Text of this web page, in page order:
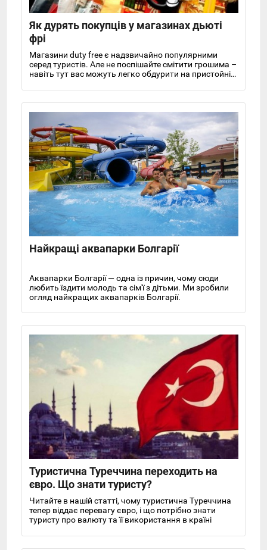
Як дурять покупців у магазинах дьюті
фрі
Магазини duty free є надзвичайно популярними
серед туристів. Але не поспішайте смітити грошима –
навіть тут вас можуть легко обдурити на пристойні
Найкращі аквапарки Болгарії
Аквапарки Болгарії — одна із причин, чому сюди
любить їздити молодь та сім'ї з дітьми. Ми зробили
огляд найкращих аквапарків Болгарії.
Туристична Туреччина переходить на
євро. Що знати туристу?
Читайте в нашій статті, чому туристична Туреччина
тепер віддає перевагу євро, і що потрібно знати
туристу про валюту та її використання в країні